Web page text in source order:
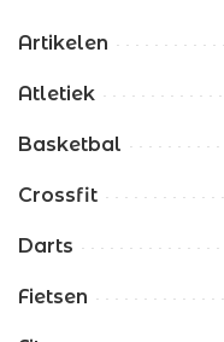
Artikelen
Atletiek
Basketbal
Crossfit
Darts
Fietsen